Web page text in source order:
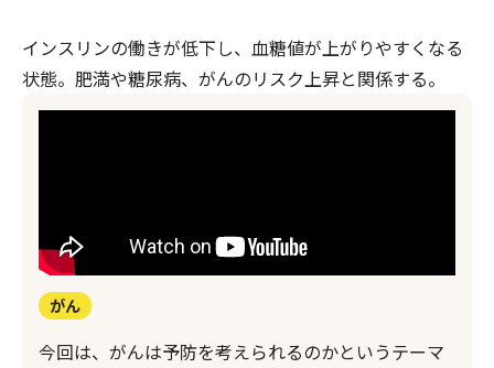
インスリンの働きが低下し、血糖値が上がりやすくなる
状態。肥満や糖尿病、がんのリスク上昇と関係する。
がん
今回は、がんは予防を考えられるのかというテーマ